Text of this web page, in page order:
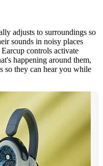
adjusts to surroundings so
sounds in noisy places
controls activate
happening around them,
so they can hear you while